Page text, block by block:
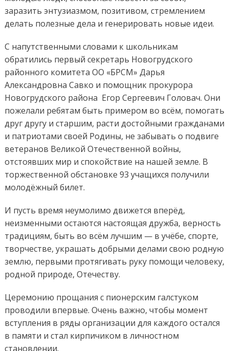
заразить энтузиазмом, позитивом, стремлением
делать полезные дела и генерировать новые идеи.
С напутственными словами к школьникам
обратились первый секретарь Новогрудского
районного комитета ОО «БРСМ» Дарья
Александровна Савко и помощник прокурора
Новогрудского района Егор Сергеевич Головач. Они
пожелали ребятам быть примером во всём, помогать
друг другу и старшим, расти достойными гражданами
и патриотами своей Родины, не забывать о подвиге
ветеранов Великой Отечественной войны,
отстоявших мир и спокойствие на нашей земле. В
торжественной обстановке 93 учащихся получили
молодёжный билет.
И пусть время неумолимо движется вперёд,
неизменными остаются настоящая дружба, верность
традициям, быть во всём лучшим — в учёбе, спорте,
творчестве, украшать добрыми делами свою родную
землю, первыми протягивать руку помощи человеку,
родной природе, Отечеству.
Церемонию прощания с пионерским галстуком
проводили впервые. Очень важно, чтобы момент
вступления в ряды организации для каждого остался
в памяти и стал кирпичиком в личностном
становлении.